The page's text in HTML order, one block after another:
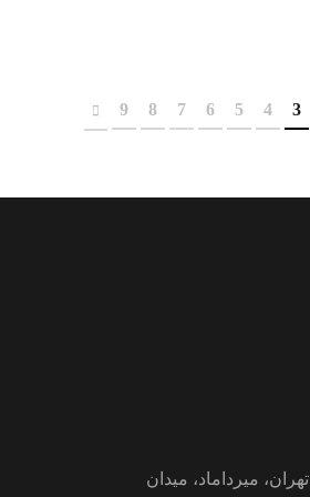
3
4
5
6
7
8
9
تهران، میرداماد، میدان